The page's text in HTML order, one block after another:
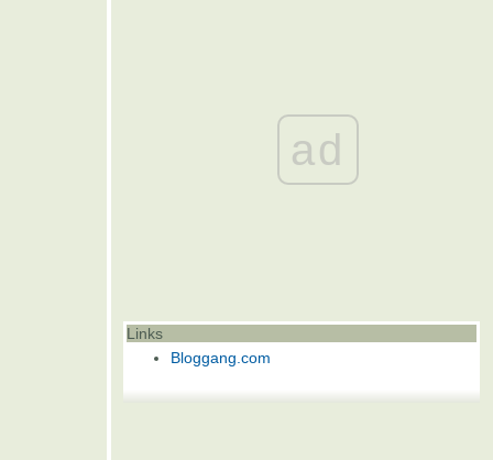
ad
Links
Bloggang.com